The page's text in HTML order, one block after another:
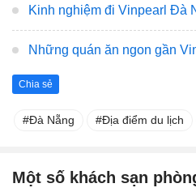
Kinh nghiệm đi Vinpearl Đà
Những quán ăn ngon gần
Chia sẻ
Đà Nẵng Địa điểm du lịch
Một số khách sạn